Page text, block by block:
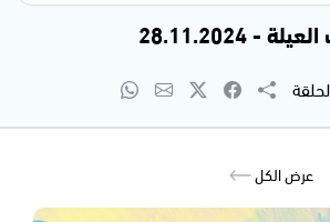
- 28.11.2024
عرض الكل